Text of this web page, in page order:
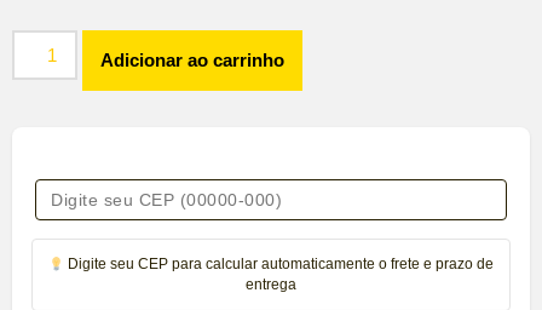
Adicionar ao carrinho
Digite seu CEP para calcular automaticamente o frete e prazo de
entrega